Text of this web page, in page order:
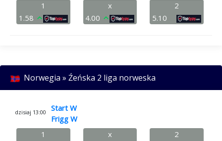
1
1.58
x
4.00
2
5.10
Norwegia » Źeńska 2 liga norweska
dzisiaj 13:00
Start W
Frigg W
1
x
2